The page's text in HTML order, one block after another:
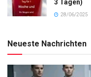
3 Tagen)
28/06/2025
Neueste Nachrichten